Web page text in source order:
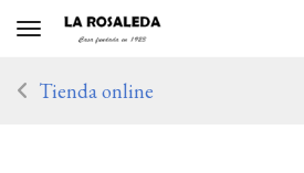
Toggle navigation
Tienda online